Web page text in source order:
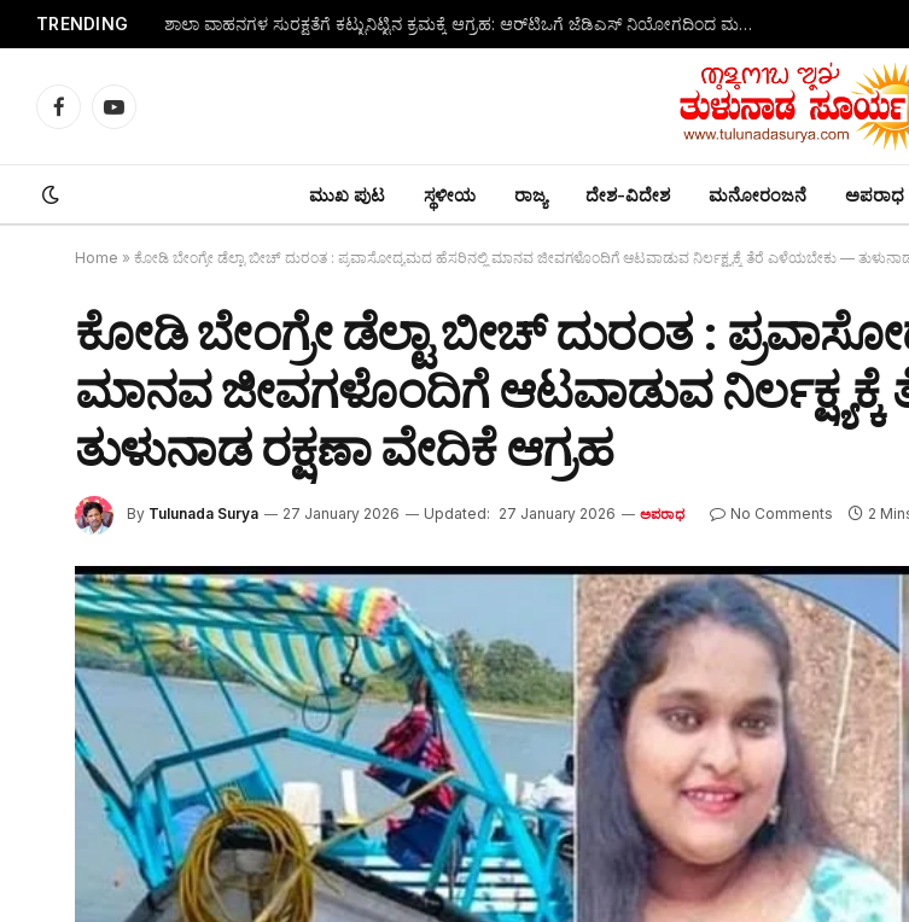
TRENDING ಶಾಲಾ ವಾಹನಗಳ ಸುರಕ್ಷತೆಗೆ ಕಟ್ಟುನಿಟ್ಟಿನ ಕ್ರಮಕ್ಕೆ ಆಗ್ರಹ: ಆರ್‌ಟಿಒಗೆ ಜೆಡಿಎಸ್ ನಿಯೋಗದಿಂದ ಮನವಿ
FacebookYouTube
ಮುಖ ಪುಟ ಸ್ಥಳೀಯ ರಾಜ್ಯ ದೇಶ-ವಿದೇಶ ಮನೋರಂಜನೆ ಅಪರಾಧ
Home » ಕೋಡಿ ಬೇಂಗ್ರೇ ಡೆಲ್ಟಾ ಬೀಚ್ ದುರಂತ : ಪ್ರವಾಸೋದ್ಯಮದ ಹೆಸರಿನಲ್ಲಿ ಮಾನವ ಜೀವಗಳೊಂದಿಗೆ ಆಟವಾಡುವ ನಿರ್ಲಕ್ಷ್ಯಕ್ಕೆ ತೆರೆ ಎಳೆಯಬೇಕು — ತುಳುನಾಡ
ಕೋಡಿ ಬೇಂಗ್ರೇ ಡೆಲ್ಟಾ ಬೀಚ್ ದುರಂತ :
ಮಾನವ ಜೀವಗಳೊಂದಿಗೆ ಆಟವಾಡುವ
ತುಳುನಾಡ ರಕ್ಷಣಾ ವೇದಿಕೆ ಆಗ್ರಹ
By Tulunada Surya 27 January 2026 Updated: 27 January 2026 ಅಪರಾಧ No Comments 2